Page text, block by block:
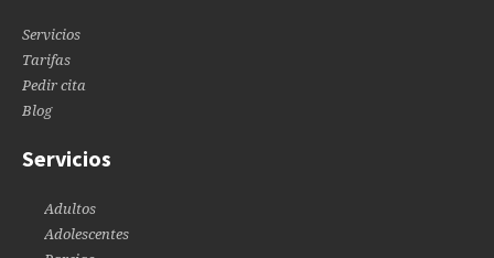
Servicios
Tarifas
Pedir cita
Blog
Servicios
Adultos
Adolescentes